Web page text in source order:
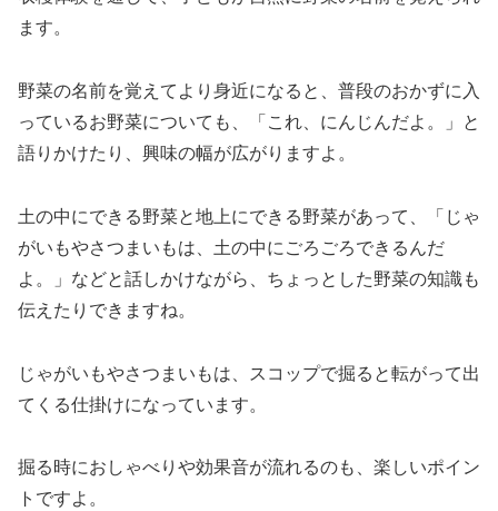
ます。
野菜の名前を覚えてより身近になると、普段のおかずに入
っているお野菜についても、「これ、にんじんだよ。」と
語りかけたり、興味の幅が広がりますよ。
土の中にできる野菜と地上にできる野菜があって、「じゃ
がいもやさつまいもは、土の中にごろごろできるんだ
よ。」などと話しかけながら、ちょっとした野菜の知識も
伝えたりできますね。
じゃがいもやさつまいもは、スコップで掘ると転がって出
てくる仕掛けになっています。
掘る時におしゃべりや効果音が流れるのも、楽しいポイン
トですよ​。